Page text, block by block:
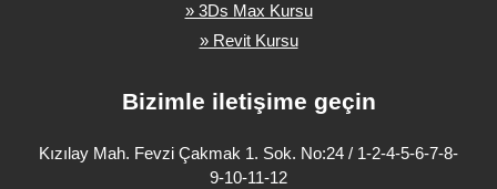
» 3Ds Max Kursu
» Revit Kursu
Bizimle iletişime geçin
Kızılay Mah. Fevzi Çakmak 1. Sok. No:24 / 1-2-4-5-6-7-8-
9-10-11-12